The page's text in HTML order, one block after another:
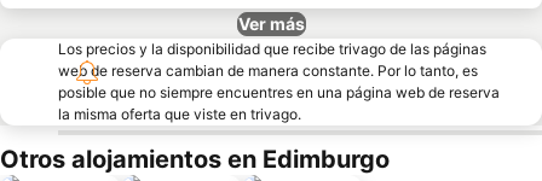
Ver más
Los precios y la disponibilidad que recibe trivago de las páginas
web de reserva cambian de manera constante. Por lo tanto, es
posible que no siempre encuentres en una página web de reserva
la misma oferta que viste en trivago.
Otros alojamientos en Edimburgo